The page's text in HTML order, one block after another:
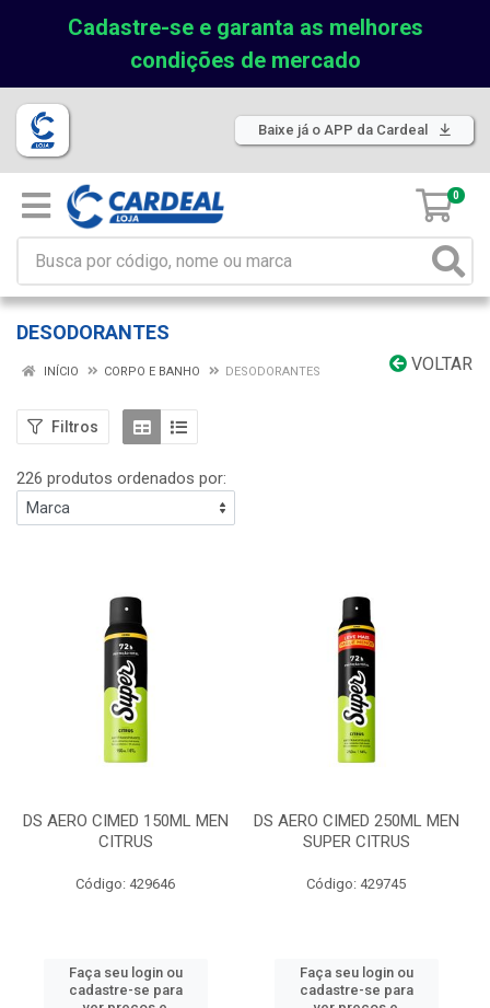
Cadastre-se e garanta as melhores
condições de mercado
Baixe já o APP da Cardeal
0
DESODORANTES
VOLTAR
INÍCIO CORPO E BANHO DESODORANTES
Filtros
226 produtos ordenados por:
DS AERO CIMED 150ML MEN
CITRUS
Código: 429646
Faça seu login ou
cadastre-se para
DS AERO CIMED 250ML MEN
SUPER CITRUS
Código: 429745
Faça seu login ou
cadastre-se para